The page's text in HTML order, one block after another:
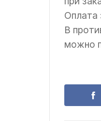
Оплата
В
можно